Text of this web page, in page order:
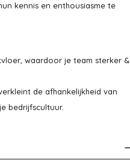
kennis en enthousiasme te
waardoor je team sterker &
de afhankelijkheid van
bedrijfscultuur.